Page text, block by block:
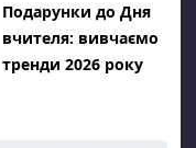
Подарунки до Дня
вчителя: вивчаємо
тренди 2026 року